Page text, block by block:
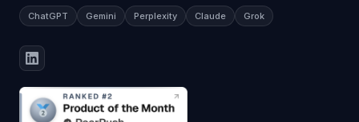
ChatGPT Gemini Perplexity Claude Grok